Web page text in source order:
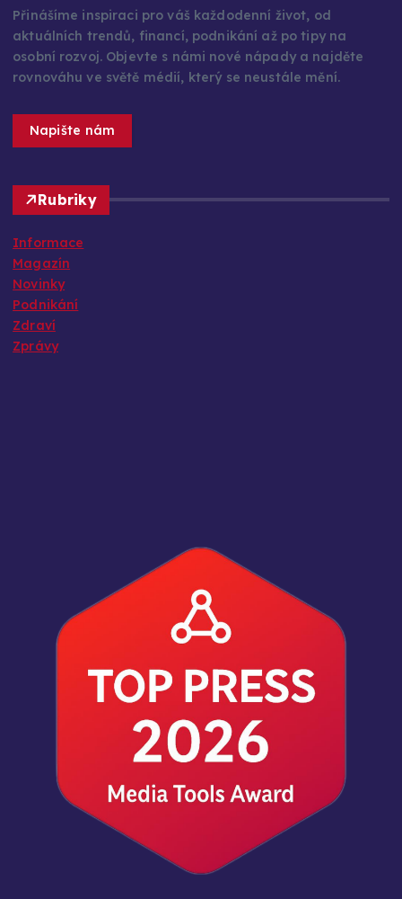
Přinášíme inspiraci pro váš každodenní život, od
aktuálních trendů, financí, podnikání až po tipy na
osobní rozvoj. Objevte s námi nové nápady a najděte
rovnováhu ve světě médií, který se neustále mění.
Napište nám
Rubriky
Informace
Magazín
Novinky
Podnikání
Zdraví
Zprávy